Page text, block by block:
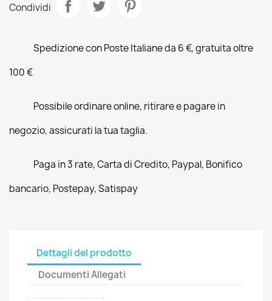
Condividi
Spedizione con Poste Italiane da 6 €, gratuita oltre
100 €
Possibile ordinare online, ritirare e pagare in
negozio, assicurati la tua taglia.
Paga in 3 rate, Carta di Credito, Paypal, Bonifico
bancario, Postepay, Satispay
Dettagli del prodotto
Documenti Allegati